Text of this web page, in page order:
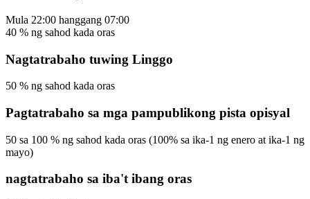
Mula 22:00 hanggang 07:00
40 % ng sahod kada oras
Nagtatrabaho tuwing Linggo
50 % ng sahod kada oras
Pagtatrabaho sa mga pampublikong pista opisyal
50 sa 100 % ng sahod kada oras (100% sa ika-1 ng enero at ika-1 ng
mayo)
nagtatrabaho sa iba't ibang oras